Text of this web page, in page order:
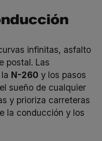
infinitas, asfalto
postal. Las
N-260 y los pasos
sueño de cualquier
y prioriza carreteras
la conducción y los